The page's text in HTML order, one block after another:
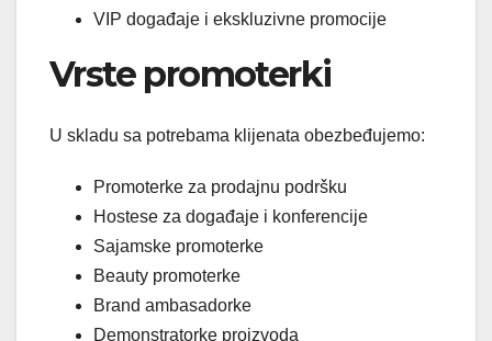
VIP događaje i ekskluzivne promocije
Vrste promoterki
U skladu sa potrebama klijenata obezbeđujemo:
Promoterke za prodajnu podršku
Hostese za događaje i konferencije
Sajamske promoterke
Beauty promoterke
Brand ambasadorke
Demonstratorke proizvoda